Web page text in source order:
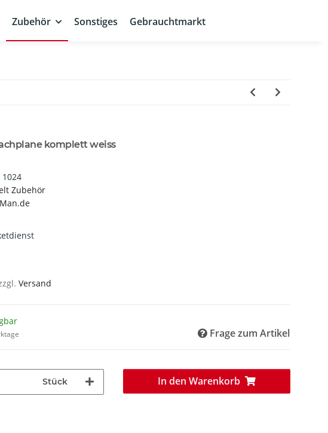
Zubehör Sonstiges Gebrauchtmarkt
komplett weiss
1024
Zubehör
Versand
Frage zum Artikel
Stück In den Warenkorb